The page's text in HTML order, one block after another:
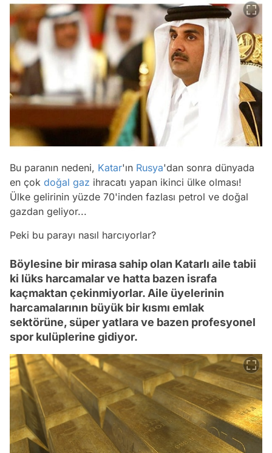
Bu paranın nedeni, Katar'ın Rusya'dan sonra dünyada
en çok doğal gaz ihracatı yapan ikinci ülke olması!
Ülke gelirinin yüzde 70'inden fazlası petrol ve doğal
gazdan geliyor...
Peki bu parayı nasıl harcıyorlar?
Böylesine bir mirasa sahip olan Katarlı aile tabii
ki lüks harcamalar ve hatta bazen israfa
kaçmaktan çekinmiyorlar. Aile üyelerinin
harcamalarının büyük bir kısmı emlak
sektörüne, süper yatlara ve bazen profesyonel
spor kulüplerine gidiyor.